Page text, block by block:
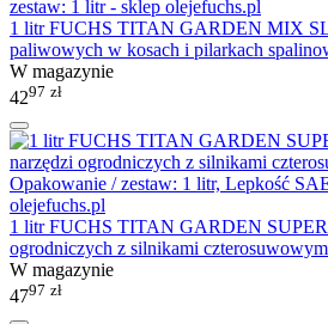
1 litr FUCHS TITAN GARDEN MIX SL
paliwowych w kosach i pilarkach
W magazynie
4297 zł
1 litr FUCHS TITAN GARDEN SUPER
ogrodniczych z silnikami
W magazynie
4797 zł